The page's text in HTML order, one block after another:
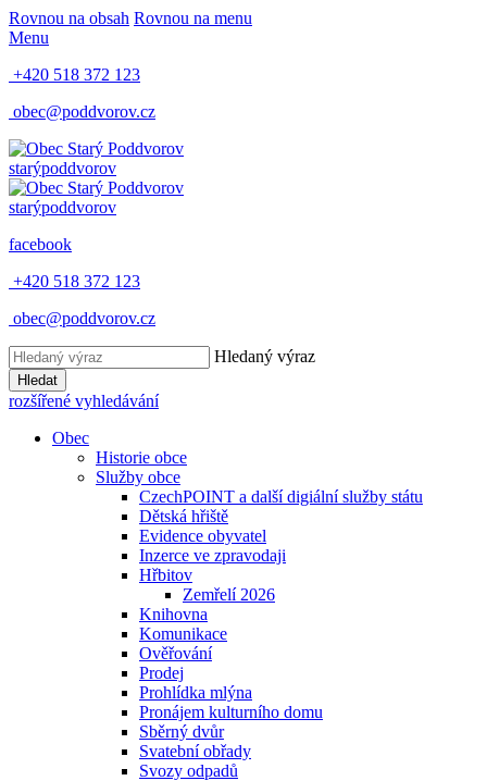
Rovnou na obsah Rovnou na menu
Menu
+420 518 372 123
obec@poddvorov.cz
starýpoddvorov
starýpoddvorov
facebook
+420 518 372 123
obec@poddvorov.cz
Hledaný výraz
Hledat
rozšířené vyhledávání
Obec
Historie obce
Služby obce
CzechPOINT a další digiální služby státu
Dětská hřiště
Evidence obyvatel
Inzerce ve zpravodaji
Hřbitov
Zemřelí 2026
Knihovna
Komunikace
Ověřování
Prodej
Prohlídka mlýna
Pronájem kulturního domu
Sběrný dvůr
Svatební obřady
Svozy odpadů